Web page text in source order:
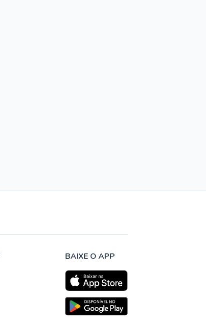
BAIXE O APP